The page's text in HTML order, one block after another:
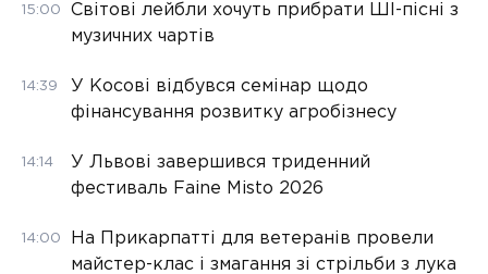
15:00
Світові лейбли хочуть прибрати ШІ-пісні з
музичних чартів
14:39
У Косові відбувся семінар щодо
фінансування розвитку агробізнесу
14:14
У Львові завершився триденний
фестиваль Faine Misto 2026
14:00
На Прикарпатті для ветеранів провели
майстер-клас і змагання зі стрільби з лука